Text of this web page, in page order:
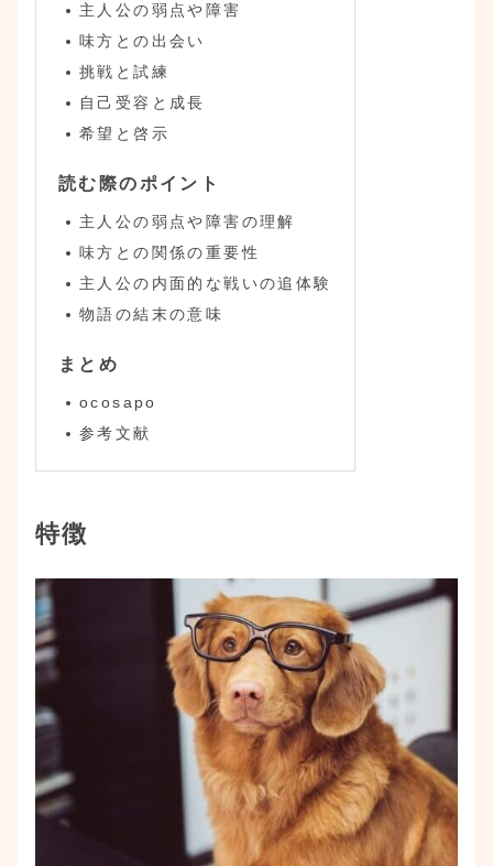
主人公の弱点や障害
味方との出会い
挑戦と試練
自己受容と成長
希望と啓示
読む際のポイント
主人公の弱点や障害の理解
味方との関係の重要性
主人公の内面的な戦いの追体験
物語の結末の意味
まとめ
ocosapo
参考文献
特徴